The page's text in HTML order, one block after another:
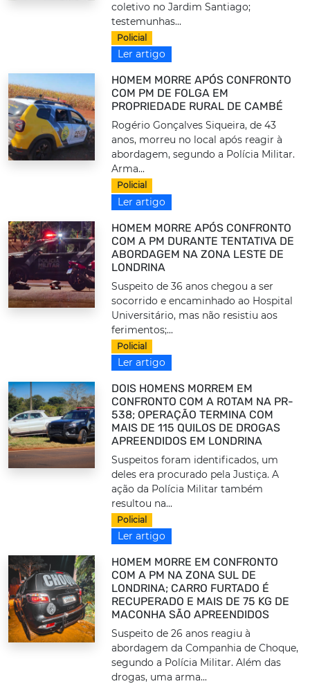
coletivo no Jardim Santiago;
testemunhas...
Policial
Ler artigo
HOMEM MORRE APÓS CONFRONTO
COM PM DE FOLGA EM
PROPRIEDADE RURAL DE CAMBÉ
Rogério Gonçalves Siqueira, de 43
anos, morreu no local após reagir à
abordagem, segundo a Polícia Militar.
Arma...
Policial
Ler artigo
HOMEM MORRE APÓS CONFRONTO
COM A PM DURANTE TENTATIVA DE
ABORDAGEM NA ZONA LESTE DE
LONDRINA
Suspeito de 36 anos chegou a ser
socorrido e encaminhado ao Hospital
Universitário, mas não resistiu aos
ferimentos;...
Policial
Ler artigo
DOIS HOMENS MORREM EM
CONFRONTO COM A ROTAM NA PR-
538; OPERAÇÃO TERMINA COM
MAIS DE 115 QUILOS DE DROGAS
APREENDIDOS EM LONDRINA
Suspeitos foram identificados, um
deles era procurado pela Justiça. A
ação da Polícia Militar também
resultou na...
Policial
Ler artigo
HOMEM MORRE EM CONFRONTO
COM A PM NA ZONA SUL DE
LONDRINA; CARRO FURTADO É
RECUPERADO E MAIS DE 75 KG DE
MACONHA SÃO APREENDIDOS
Suspeito de 26 anos reagiu à
abordagem da Companhia de Choque,
segundo a Polícia Militar. Além das
drogas, uma arma...